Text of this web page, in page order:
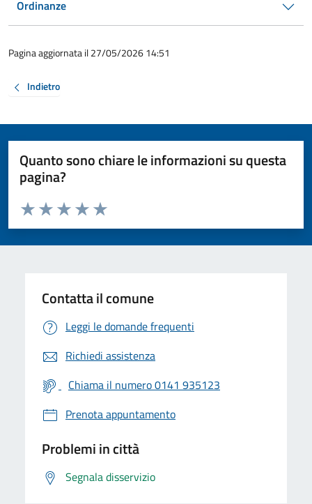
Ordinanze
Pagina aggiornata il 27/05/2026 14:51
Indietro
Quanto sono chiare le informazioni su questa
pagina?
Valuta da 1 a 5 stelle la pagina
Valuta 5 stelle su 5
Valuta 4 stelle su 5
Valuta 3 stelle su 5
Valuta 2 stelle su 5
Valuta 1 stelle su 5
Contatta il comune
Leggi le domande frequenti
Richiedi assistenza
Chiama il numero 0141 935123
Prenota appuntamento
Problemi in città
Segnala disservizio